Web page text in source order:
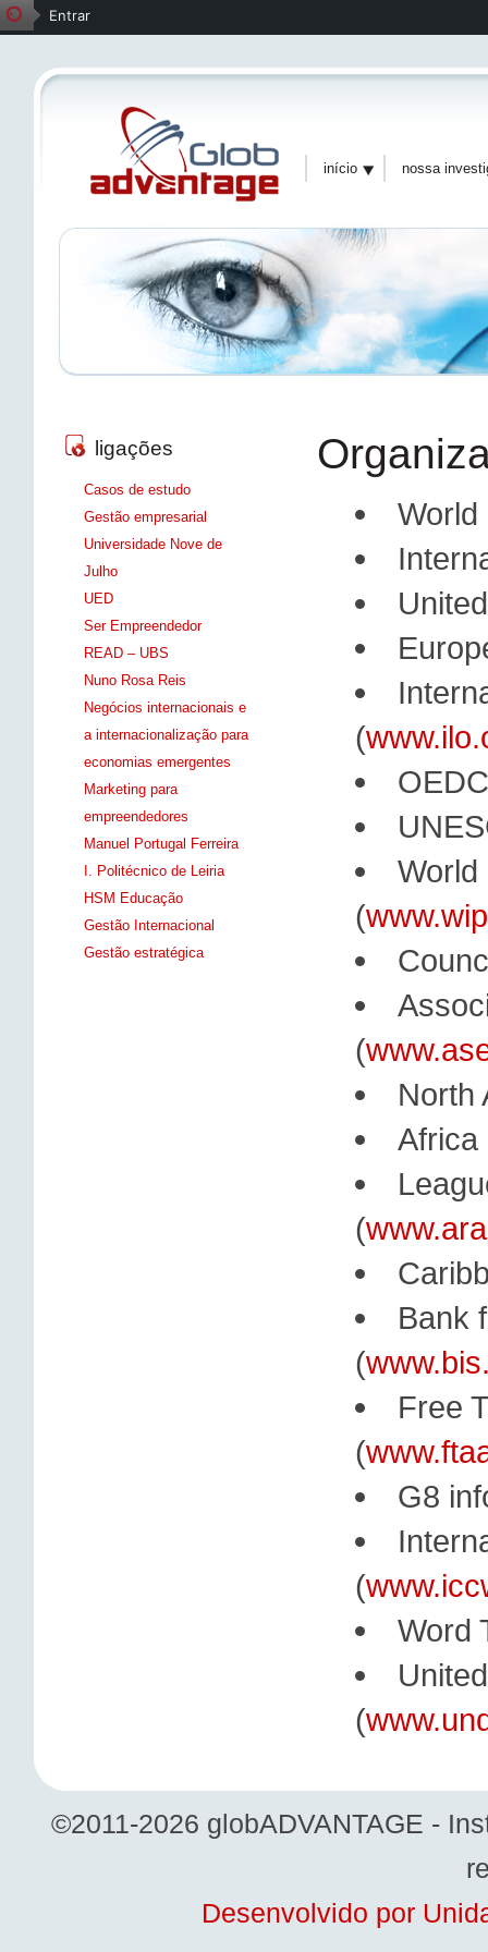
início nossa
World
(
World
(
(
North
Africa
(
Bank
(
Free
(
G8
(
Word
(
ligações
Casos de estudo
Gestão empresarial
Universidade Nove de
Julho
UED
Ser Empreendedor
READ – UBS
Nuno Rosa Reis
Negócios internacionais e
a internacionalização para
economias emergentes
Marketing para
empreendedores
Manuel Portugal Ferreira
I. Politécnico de Leiria
HSM Educação
Gestão Internacional
Gestão estratégica
©2011-2026 globADVANTAGE -
Desenvolvido por
Entrar